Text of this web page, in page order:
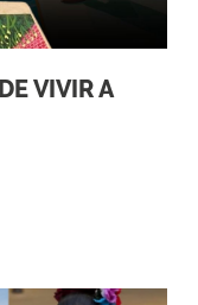
VIVIR A